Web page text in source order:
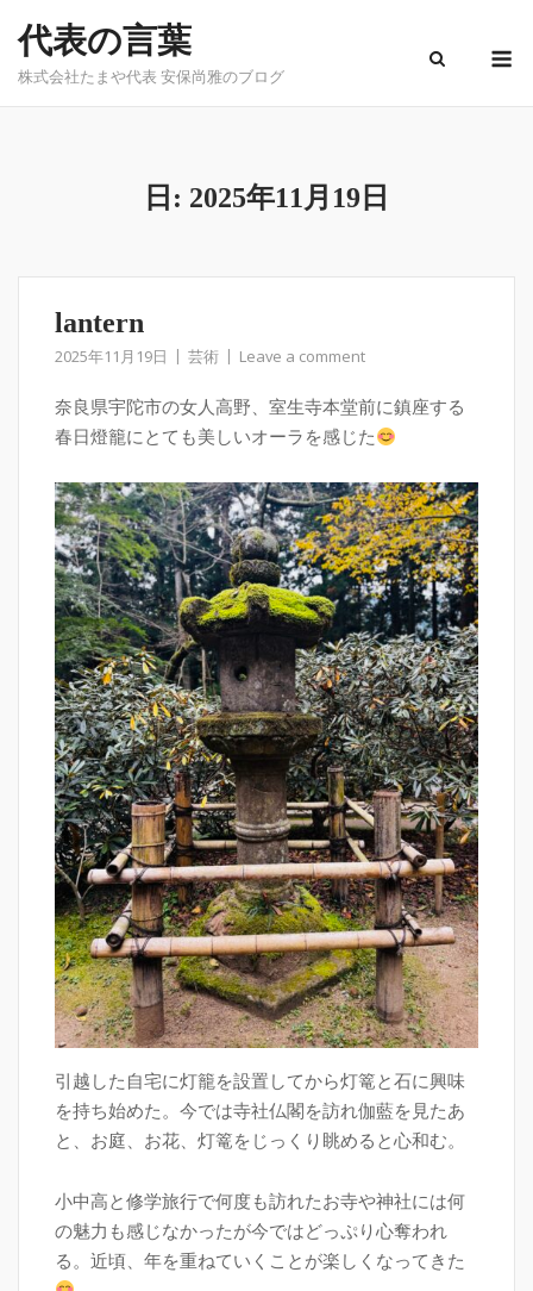
content
代表の言葉
株式会社たまや代表 安保尚雅のブログ
日: 2025年11月19日
lantern
2025年11月19日 芸術 Leave a comment
奈良県宇陀市の女人高野、室生寺本堂前に鎮座する
春日燈籠にとても美しいオーラを感じた
引越した自宅に灯籠を設置してから灯篭と石に興味
を持ち始めた。今では寺社仏閣を訪れ伽藍を見たあ
と、お庭、お花、灯篭をじっくり眺めると心和む。
小中高と修学旅行で何度も訪れたお寺や神社には何
の魅力も感じなかったが今ではどっぷり心奪われ
る。近頃、年を重ねていくことが楽しくなってきた